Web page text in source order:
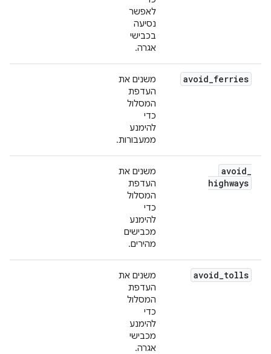
לאפשר
נסיעה
בכבישי
אגרה.
avoid ferries
משנים את
העדפת
המסלול
כדי
להימנע
ממעבורות.
avoid
highways
משנים את
העדפת
המסלול
כדי
להימנע
מכבישים
מהירים.
avoid tolls
משנים את
העדפת
המסלול
כדי
להימנע
מכבישי
אגרה.